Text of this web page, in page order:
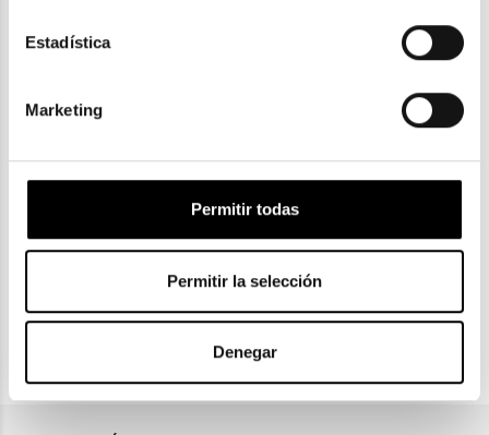
Estadística
Marketing
Permitir todas
Permitir la selección
Denegar
Gratuitas a partir de 30€
Recogida en tienda